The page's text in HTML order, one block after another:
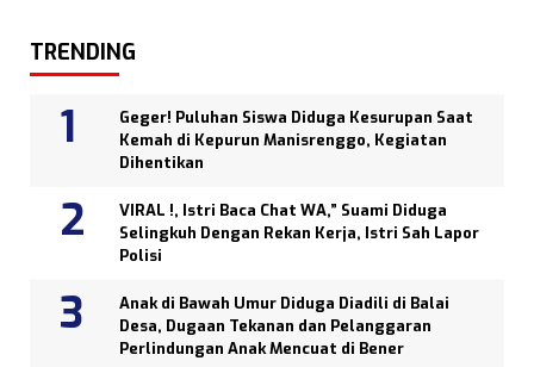
TRENDING
Geger! Puluhan Siswa Diduga Kesurupan Saat
Kemah di Kepurun Manisrenggo, Kegiatan
Dihentikan
VIRAL !, Istri Baca Chat WA,” Suami Diduga
Selingkuh Dengan Rekan Kerja, Istri Sah Lapor
Polisi
Anak di Bawah Umur Diduga Diadili di Balai
Desa, Dugaan Tekanan dan Pelanggaran
Perlindungan Anak Mencuat di Bener